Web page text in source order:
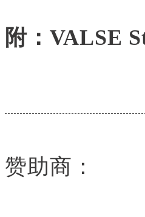
附：VALSE
赞助商：